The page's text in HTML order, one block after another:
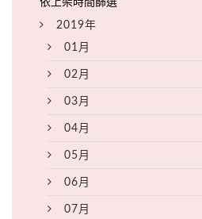
2019年
01月
02月
03月
04月
05月
06月
07月